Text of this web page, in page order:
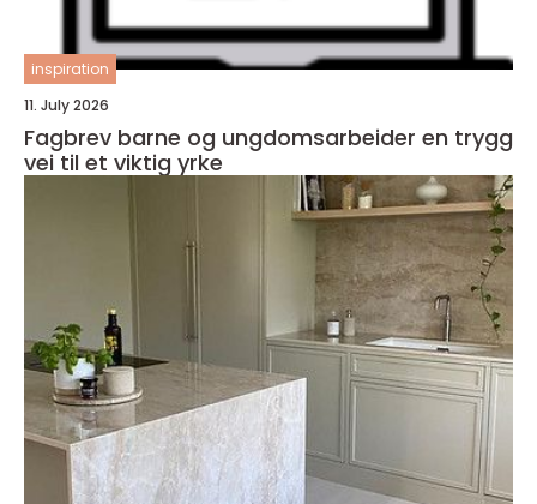
inspiration
11. July 2026
Fagbrev barne og ungdomsarbeider en trygg
vei til et viktig yrke